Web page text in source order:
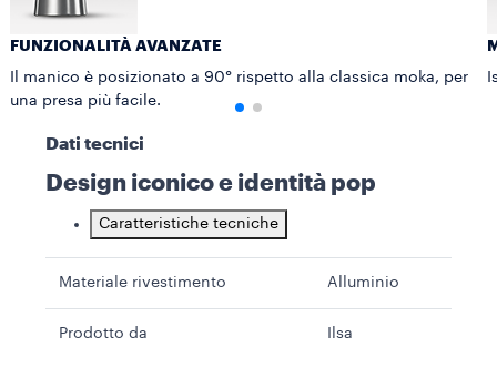
FUNZIONALITÀ AVANZATE
Il manico è posizionato a 90° rispetto alla classica moka, per
una presa più facile.
Dati tecnici
Design iconico e identità pop
Caratteristiche tecniche
Materiale rivestimento Alluminio
Prodotto da Ilsa